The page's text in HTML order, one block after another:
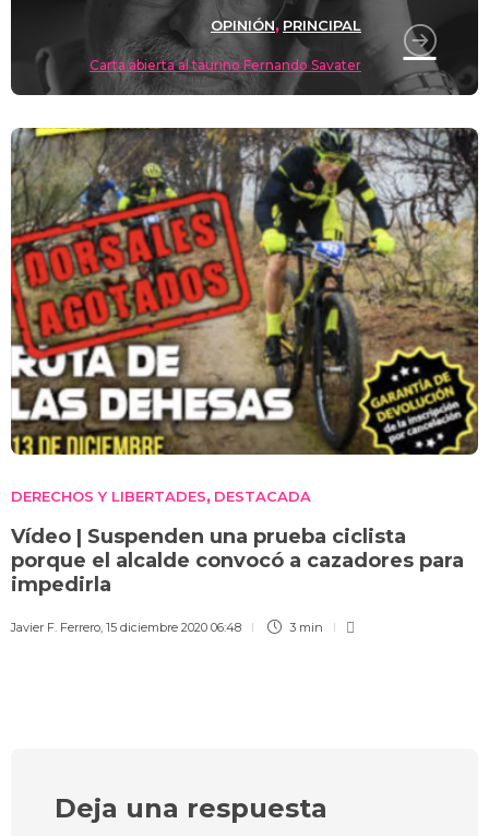
OPINIÓN, PRINCIPAL
Carta abierta al taurino Fernando Savater
DERECHOS Y LIBERTADES, DESTACADA
Vídeo | Suspenden una prueba ciclista
porque el alcalde convocó a cazadores para
impedirla
Javier F. Ferrero, 15 diciembre 2020 06:48 3 min
Deja una respuesta